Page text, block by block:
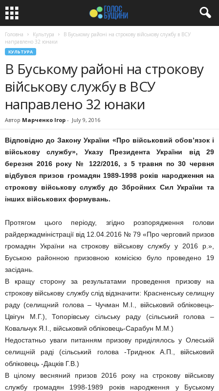
Головна Культура
В Буському районі на строкову військову службу в ВСУ
направлено 32 юнаки
КУЛЬТУРА
В Буському районі на строкову
військову службу в ВСУ
направлено 32 юнаки
Автор Марченко Ігор - July 9, 2016
Відповідно до Закону України «Про військовий обов’язок і
військову службу», Указу Президента України від 29
березня 2016 року № 122/2016, з 5 травня по 30 червня
відбувся призов громадян 1989-1998 років народження на
строкову військову службу до Збройних Сил України та
інших військових формувань.
Протягом цього періоду, згідно розпорядження голови
райдержадміністрації від 12.04.2016 № 79 «Про черговий призов
громадян України на строкову військову службу у 2016 р.»,
Буською районною призовною комісією було проведено 19
засідань.
В кращу сторону за результатами проведення призову на
строкову військову службу слід відзначити: Красненську селищну
раду (селищний голова – Чучман М.І., військовий обліковець-
Цвігун М.Г.), Топорівську сільську раду (сільський голова –
Ковальчук Я.І., військовий обліковець-Сарабун М.М.)
Недостатньо уваги питанням призову приділялось у Олеській
селищній раді (сільський голова -Триднюк А.П., військовий
обліковець -Дацків Г.В.)
В цілому весняний призов 2016 року на строкову військову
службу громадян 1998-1989 років народження у Буському